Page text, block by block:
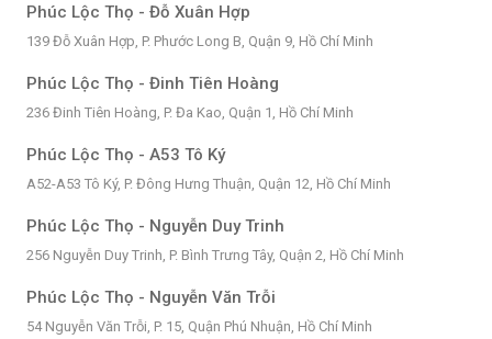
Phúc Lộc Thọ - Đỗ Xuân Hợp
139 Đỗ Xuân Hợp, P. Phước Long B, Quận 9, Hồ Chí Minh
Phúc Lộc Thọ - Đinh Tiên Hoàng
236 Đinh Tiên Hoàng, P. Đa Kao, Quận 1, Hồ Chí Minh
Phúc Lộc Thọ - A53 Tô Ký
A52-A53 Tô Ký, P. Đông Hưng Thuận, Quận 12, Hồ Chí Minh
Phúc Lộc Thọ - Nguyễn Duy Trinh
256 Nguyễn Duy Trinh, P. Bình Trưng Tây, Quận 2, Hồ Chí Minh
Phúc Lộc Thọ - Nguyễn Văn Trỗi
54 Nguyễn Văn Trỗi, P. 15, Quận Phú Nhuận, Hồ Chí Minh